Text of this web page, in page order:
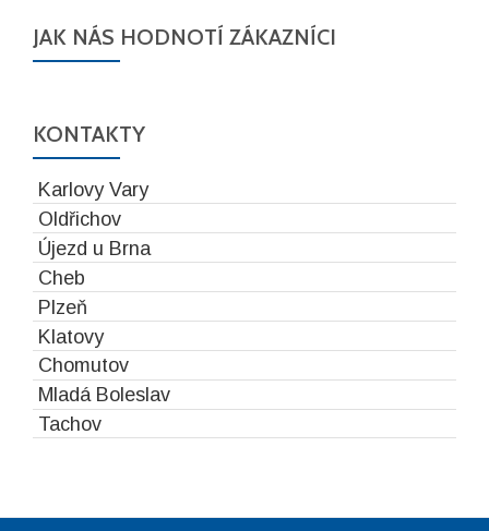
JAK NÁS HODNOTÍ ZÁKAZNÍCI
KONTAKTY
Karlovy Vary
Oldřichov
Újezd u Brna
Cheb
Plzeň
Klatovy
Chomutov
Mladá Boleslav
Tachov